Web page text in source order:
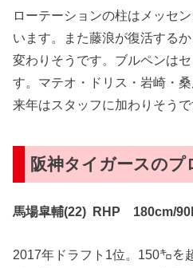
ローテーションの柱はメッセ
います。また藤浪が復活する
変わりそうです。ブルペンは
す。マテオ・ドリス・岩崎・
来年はスタッフに加わりそうで
阪神タイガースのプ
馬場皐輔(22) RHP 180cm/
2017年ドラフト1位。150㌔を